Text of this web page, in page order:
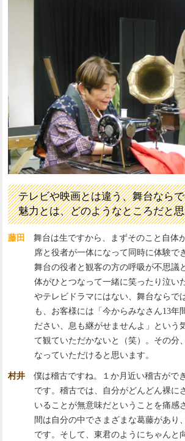
テレビや映画とは違う、舞台なら
魅力とは、どのようなところだと
藤田 舞台は生ですから、まずそのこと自体
席と役者が一体になって同時に体験で
舞台の役者と観客の方の呼吸が不思議
体がひとつなって一緒に笑ったり泣い
やテレビドラマにはない、舞台ならで
も、お客様には「今からみなさん13年
ださい、息も継がせませんよ」という
て観ていただかないと（笑）。その分
なっていただけると思います。
村井 僕は稽古ですね。１か月近い稽古がで
です。稽古では、自分がどんどん裸に
いることが無意味だということを痛感
間は自分の中でさまざまな葛藤があり
です。そして、東君のようにちゃんと